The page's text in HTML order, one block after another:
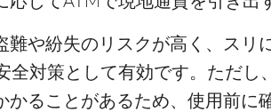
難や紛失のリスクが高く、ス
全対策として有効です。ただ
かることがあるため、使用前